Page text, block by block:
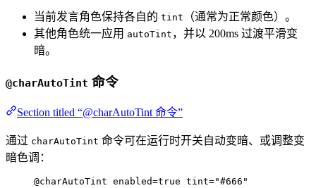
当前发言角色保持各自的 tint
（通常为正常颜色）。
其他角色统一应用 autoTint ，并以 200ms 过渡平滑变
暗。
@charAutoTint 命令
Section titled “@charAutoTint 命令”
通过 charAutoTint 命令可在运行时开关自动变暗、或调整变
暗色调：
@charAutoTint enabled=true tint="#666"